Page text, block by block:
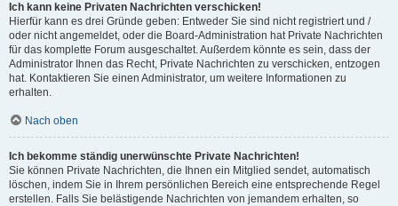
Ich kann keine Privaten Nachrichten verschicken!
Hierfür kann es drei Gründe geben: Entweder Sie sind nicht registriert und /
oder nicht angemeldet, oder die Board-Administration hat Private Nachrichten
für das komplette Forum ausgeschaltet. Außerdem könnte es sein, dass der
Administrator Ihnen das Recht, Private Nachrichten zu verschicken, entzogen
hat. Kontaktieren Sie einen Administrator, um weitere Informationen zu
erhalten.
Nach oben
Ich bekomme ständig unerwünschte Private Nachrichten!
Sie können Private Nachrichten, die Ihnen ein Mitglied sendet, automatisch
löschen, indem Sie in Ihrem persönlichen Bereich eine entsprechende Regel
erstellen. Falls Sie belästigende Nachrichten von jemandem erhalten, so